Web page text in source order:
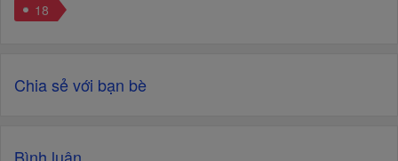
18
Chia sẻ với bạn bè